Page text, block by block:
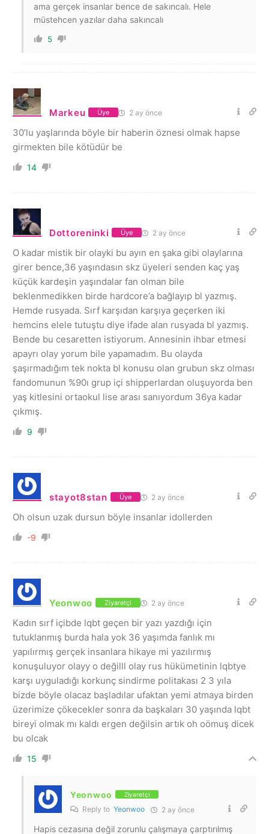
ama gerçek insanlar bence de sakıncalı. Hele
müstehcen yazılar daha sakıncalı
5
Markeu Üye 2 ay önce
30’lu yaşlarında böyle bir haberin öznesi olmak hapse
girmekten bile kötüdür be
14
Dottoreninki Üye 2 ay önce
O kadar mistik bir olayki bu ayın en şaka gibi olaylarına
girer bence,36 yaşındasın skz üyeleri senden kaç yaş
küçük kardeşin yaşındalar fan olman bile
beklenmedikken birde hardcore’a bağlayıp bl yazmış.
Hemde rusyada. Sırf karşıdan karşıya geçerken iki
hemcins elele tutuştu diye ifade alan rusyada bl yazmış.
Bende bu cesaretten istiyorum. Annesinin ihbar etmesi
apayrı olay yorum bile yapamadım. Bu olayda
şaşırmadığım tek nokta bl konusu olan grubun skz olması
fandomunun %90ı grup içi shipperlardan oluşuyorda ben
yaş kitlesini ortaokul lise arası sanıyordum 36ya kadar
çıkmış.
9
stayot8stan Üye 2 ay önce
Oh olsun uzak dursun böyle insanlar idollerden
-9
Yeonwoo Ziyaretçi 2 ay önce
Kadın sırf içibde lqbt geçen bir yazı yazdığı için
tutuklanmış burda hala yok 36 yaşımda fanlık mı
yapılırmış gerçek insanlara hikaye mi yazılırmış
konuşuluyor olayy o değilll olay rus hükümetinin lqbtye
karşı uyguladığı korkunç sindirme politakası 2 3 yıla
bizde böyle olacaz başladılar ufaktan yemi atmaya birden
üzerimize çökecekler sonra da başkaları 30 yaşında lqbt
bireyi olmak mı kaldı ergen değilsin artık oh oömuş dicek
bu olcak
15
Yeonwoo Ziyaretçi
Reply to Yeonwoo 2 ay önce
Hapis cezasına değil zorunlu çalışmaya çarptırılmış